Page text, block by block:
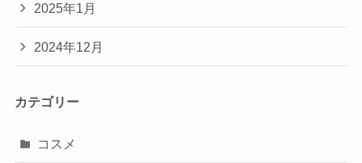
2025年1月
2024年12月
カテゴリー
コスメ